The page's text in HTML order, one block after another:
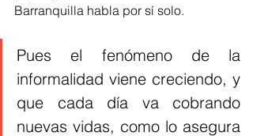
Barranquilla habla por sí solo.
Pues el fenómeno de la
informalidad viene creciendo, y
que cada día va cobrando
nuevas vidas, como lo asegura